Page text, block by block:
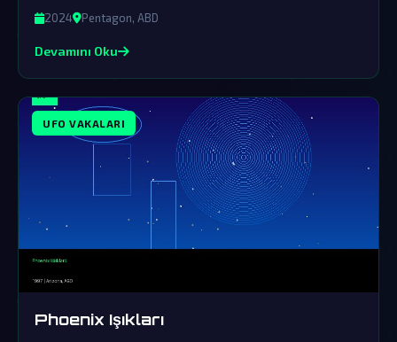
2024 Pentagon, ABD
Devamını Oku
UFO VAKALARI
Phoenix Işıkları